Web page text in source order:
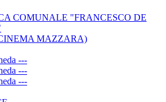
COMUNALE "FRANCESCO DE
MAZZARA)
---
---
---